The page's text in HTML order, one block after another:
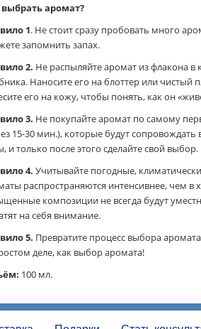
аромат?
1. Не стоит сразу пробовать много
запомнить запах.
2. Не распыляйте аромат из флакона
Наносите его на блоттер или
его на кожу, чтобы понять, как он
3. Не покупайте аромат по самому
15-30 мин.), которые будут сопровождать
и только после этого сделайте свой выбор.
4. Учитывайте погодные,
распространяются интенсивнее, чем
композиции не всегда будут
на себя внимание.
5. Превратите процесс выбора
деле, как выбор аромата!
100 мл.